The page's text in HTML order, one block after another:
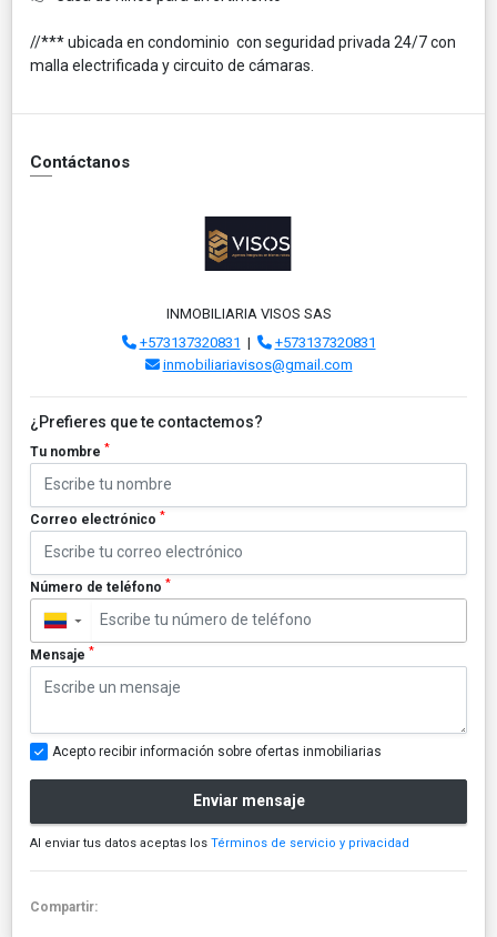
//*** ubicada en condominio con seguridad privada 24/7 con
malla electrificada y circuito de cámaras.
Contáctanos
INMOBILIARIA VISOS SAS
+573137320831 |
+573137320831
inmobiliariavisos@gmail.com
¿Prefieres que te contactemos?
Tu nombre *
Correo electrónico *
Número de teléfono *
▼
Mensaje *
Acepto recibir información sobre ofertas inmobiliarias
Enviar mensaje
Al enviar tus datos aceptas los Términos de servicio y privacidad
Compartir: